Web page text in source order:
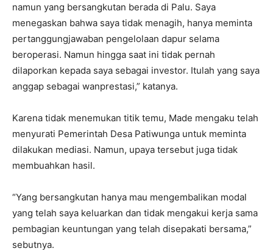
namun yang bersangkutan berada di Palu. Saya
menegaskan bahwa saya tidak menagih, hanya meminta
pertanggungjawaban pengelolaan dapur selama
beroperasi. Namun hingga saat ini tidak pernah
dilaporkan kepada saya sebagai investor. Itulah yang saya
anggap sebagai wanprestasi,” katanya.
Karena tidak menemukan titik temu, Made mengaku telah
menyurati Pemerintah Desa Patiwunga untuk meminta
dilakukan mediasi. Namun, upaya tersebut juga tidak
membuahkan hasil.
“Yang bersangkutan hanya mau mengembalikan modal
yang telah saya keluarkan dan tidak mengakui kerja sama
pembagian keuntungan yang telah disepakati bersama,”
sebutnya.